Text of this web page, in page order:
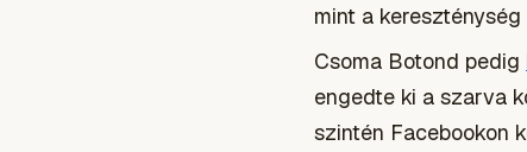
mint a
Csoma Botond pedig
engedte ki a szarva
szintén Facebookon